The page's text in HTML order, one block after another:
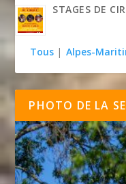
STAGES DE
Tous | Alpes-
PHOTO DE LA